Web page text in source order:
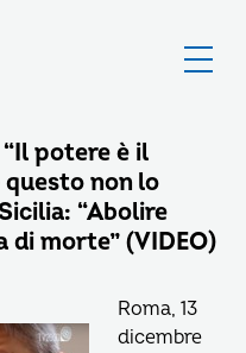
potere è il
non lo
“Abolire
di morte” (VIDEO)
Roma, 13
dicembre